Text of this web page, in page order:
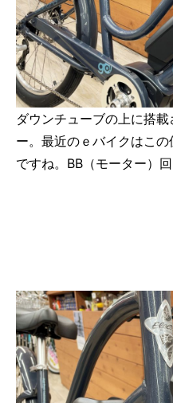
ダウンチューブの上に搭
ー。最近のｅバイクはこ
ですね。BB（モーター）